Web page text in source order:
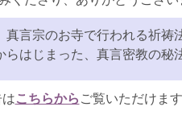
真言宗のお寺で行われる祈
はじまった、真言密教の秘
こちらから ご覧いただけます